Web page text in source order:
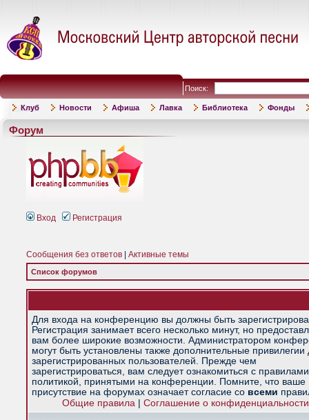
Поиск:
Клуб Новости Афиша Лавка Библиотека Фонды
Форум
Вход Регистрация
Сообщения без ответов Активные темы
Список форумов
Для входа на конференцию вы должны быть
Регистрация занимает всего несколько минут, но
вам более широкие возможности. Администратором
могут быть установлены также дополнительные привилегии
зарегистрированных пользователей. Прежде чем
зарегистрироваться, вам следует ознакомиться с
политикой, принятыми на конференции. Помните, что ваше
присутствие на форумах означает согласие со всеми
Общие правила| Соглашение о конфиденциальности